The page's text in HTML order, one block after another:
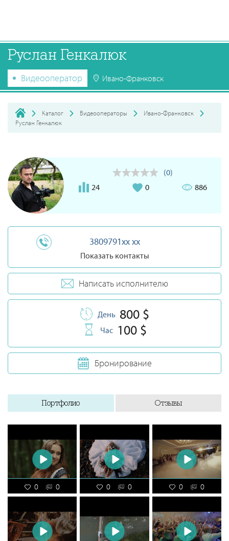
Руслан Генкалюк
Видеооператор Ивано-Франковск
Каталог Видеооператоры
Ивано-Франковск
Руслан Генкалюк
(0)
24
0 886
3809791xx xx
Показать контакты
Написать исполнителю
День 800 $
Час 100 $
Бронирование
Портфолио Отзывы
0 0 0 0 0 0